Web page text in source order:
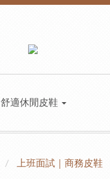
舒適休閒皮鞋
上班面試｜商務皮鞋